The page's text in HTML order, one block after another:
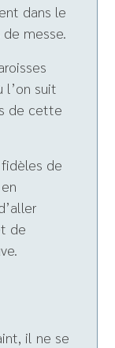
dans le
de messe.
l’on suit
de cette
de
de
il ne se